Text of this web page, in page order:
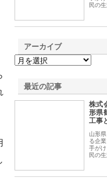
民の
アーカイブ
最近の記事
株式
形県
工事
山形
る企
手が
民の